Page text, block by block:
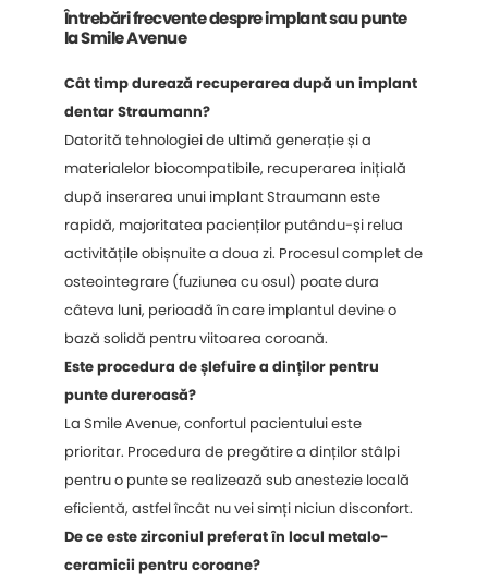
Întrebări frecvente despre implant sau punte
la Smile Avenue
Cât timp durează recuperarea după un implant
dentar Straumann?
Datorită tehnologiei de ultimă generație și a
materialelor biocompatibile, recuperarea inițială
după inserarea unui implant Straumann este
rapidă, majoritatea pacienților putându-și relua
activitățile obișnuite a doua zi. Procesul complet de
osteointegrare (fuziunea cu osul) poate dura
câteva luni, perioadă în care implantul devine o
bază solidă pentru viitoarea coroană.
Este procedura de șlefuire a dinților pentru
punte dureroasă?
La Smile Avenue, confortul pacientului este
prioritar. Procedura de pregătire a dinților stâlpi
pentru o punte se realizează sub anestezie locală
eficientă, astfel încât nu vei simți niciun disconfort.
De ce este zirconiul preferat în locul metalo-
ceramicii pentru coroane?